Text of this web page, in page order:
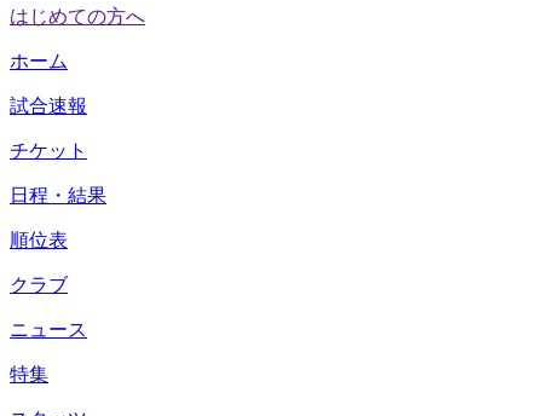
はじめての方へ
ホーム
試合速報
チケット
日程・結果
順位表
クラブ
ニュース
特集